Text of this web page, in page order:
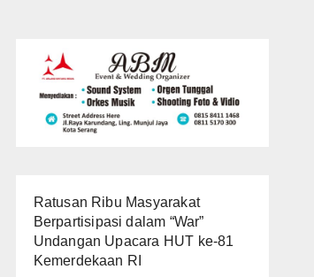
Ratusan Ribu Masyarakat
Berpartisipasi dalam “War”
Undangan Upacara HUT ke-81
Kemerdekaan RI